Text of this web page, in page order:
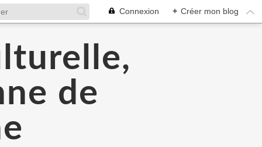
Connexion + Créer mon blog
de